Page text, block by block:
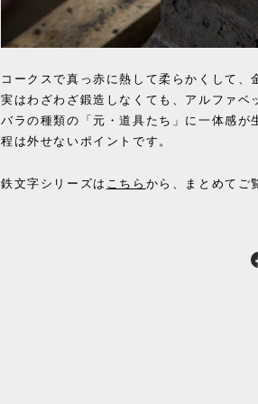
コークスで真っ赤に熱して柔らかくして、
実はわざわざ鍛造しなくても、アルファ
バラの種類の「元・道具たち」に一体感
程は外せないポイントです。
鉄文字シリーズは こちら から、まとめてご